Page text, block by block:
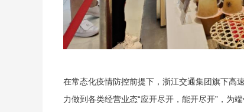
在常态化疫情防控前提下，浙江交通集团旗下高
力做到各类经营业态“应开尽开，能开尽开”，为